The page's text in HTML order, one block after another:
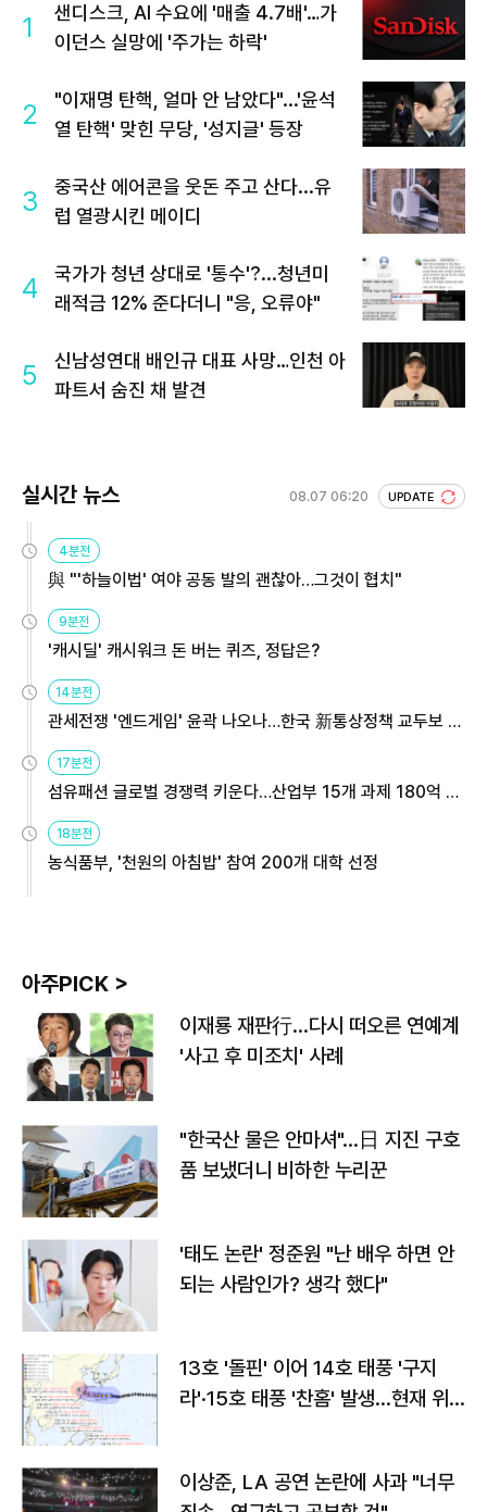
1
샌디스크, AI 수요에 '매출 4.7배'…가
이던스 실망에 '주가는 하락'
2
"이재명 탄핵, 얼마 안 남았다"...'윤석
열 탄핵' 맞힌 무당, '성지글' 등장
3
중국산 에어콘을 웃돈 주고 산다...유
럽 열광시킨 메이디
4
국가가 청년 상대로 '통수'?...청년미
래적금 12% 준다더니 "응, 오류야"
5
신남성연대 배인규 대표 사망…인천 아
파트서 숨진 채 발견
실시간 뉴스 08.07 06:20 UPDATE
4분전
與 "'하늘이법' 여야 공동 발의 괜찮아…그것이 협치"
9분전
'캐시딜' 캐시워크 돈 버는 퀴즈, 정답은?
14분전
관세전쟁 '엔드게임' 윤곽 나오나…한국 新통상정책 교두보 활
용해야
17분전
섬유패션 글로벌 경쟁력 키운다…산업부 15개 과제 180억 지
원
18분전
농식품부, '천원의 아침밥' 참여 200개 대학 선정
아주PICK >
이재룡 재판行…다시 떠오른 연예계
'사고 후 미조치' 사례
"한국산 물은 안마셔"…日 지진 구호
품 보냈더니 비하한 누리꾼
'태도 논란' 정준원 "난 배우 하면 안
되는 사람인가? 생각 했다"
13호 '돌핀' 이어 14호 태풍 '구지
라'·15호 태풍 '찬홈' 발생…현재 위
이상준, LA 공연 논란에 사과 "너무